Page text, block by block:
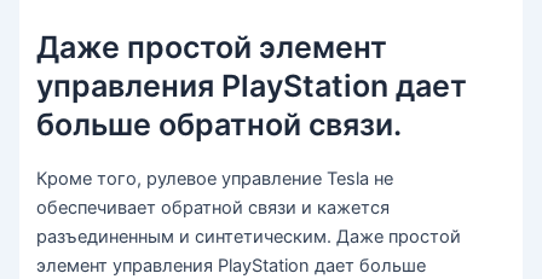
Даже простой элемент
управления PlayStation дает
больше обратной связи.
Кроме того, рулевое управление Tesla не
обеспечивает обратной связи и кажется
разъединенным и синтетическим. Даже простой
элемент управления PlayStation дает больше